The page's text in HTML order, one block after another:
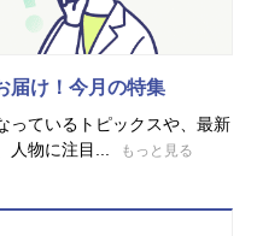
届け！今月の特集
っているトピックスや、最新
人物に注目...
もっと見る